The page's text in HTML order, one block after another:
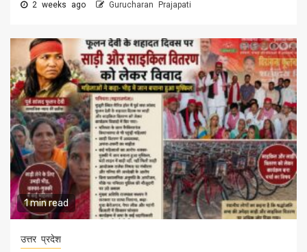
2 weeks ago Gurucharan Prajapati
1 min read
उत्तर प्रदेश